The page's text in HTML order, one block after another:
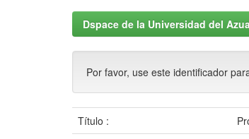
Dspace de la Universidad del
Por favor, use este identificador
Título :